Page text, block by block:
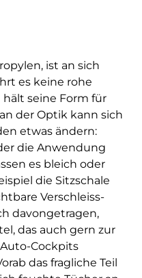
ist an sich
es keine rohe
seine Form für
der Optik kann sich
etwas ändern:
die Anwendung
es bleich oder
die Sitzschale
Verschleiss-
davongetragen,
das auch gern zur
Cockpits
das fragliche Teil